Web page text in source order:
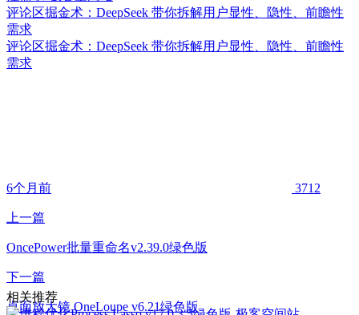
评论区掘金术：DeepSeek 带你拆解用户显性、隐性、前瞻性
需求
评论区掘金术：DeepSeek 带你拆解用户显性、隐性、前瞻性
需求
6个月前 3712
上一篇
OncePower批量重命名v2.39.0绿色版
下一篇
桌面放大镜 OneLoupe v6.21绿色版
相关推荐